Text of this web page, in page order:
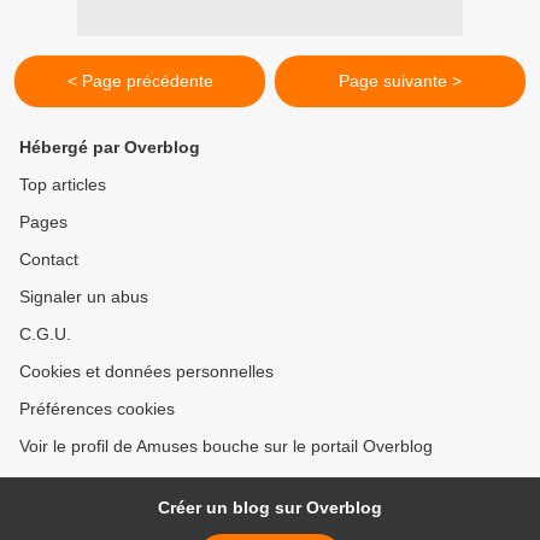
< Page précédente Page suivante >
Hébergé par Overblog
Top articles
Pages
Contact
Signaler un abus
C.G.U.
Cookies et données personnelles
Préférences cookies
Voir le profil de Amuses bouche sur le portail Overblog
Créer un blog sur Overblog